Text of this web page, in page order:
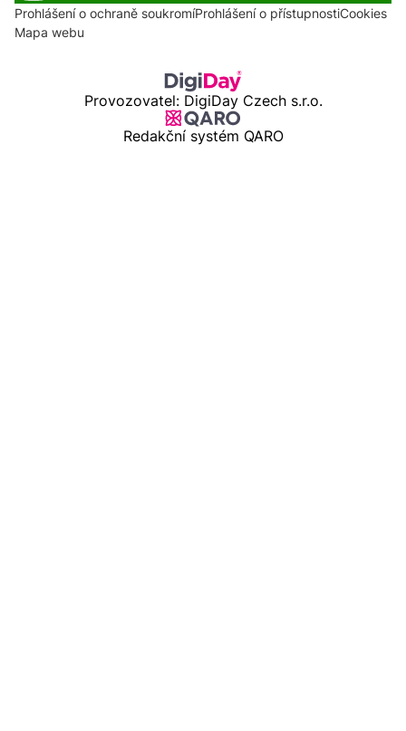
Prohlášení o ochraně soukromíProhlášení o přístupnostiCookies
Mapa webu
Provozovatel: DigiDay Czech s.r.o.
Redakční systém QARO